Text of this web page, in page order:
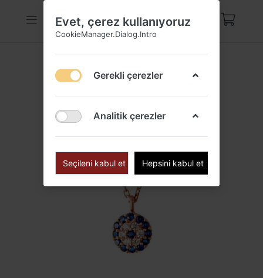
Evet, çerez kullanıyoruz
CookieManager.Dialog.Intro
Gerekli çerezler
Analitik çerezler
Seçileni kabul et Hepsini kabul et